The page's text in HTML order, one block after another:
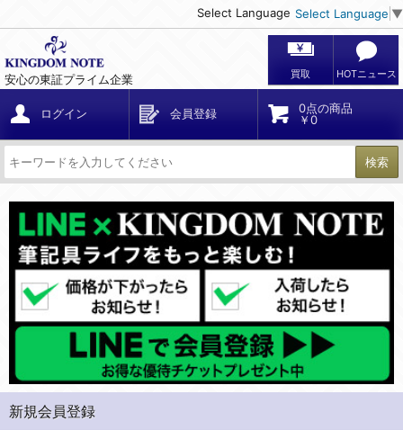
Select Language Select Language ▼
安心の東証プライム企業 買取 HOTニュース
ログイン 会員登録
0点の商品
￥0
検索
新規会員登録